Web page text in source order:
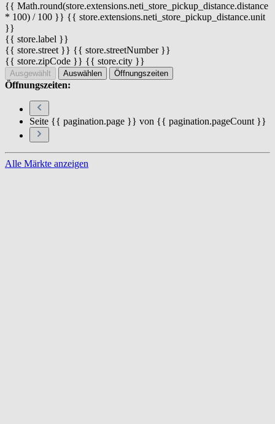
{{ Math.round(store.extensions.neti_store_pickup_distance.distance
* 100) / 100 }} {{ store.extensions.neti_store_pickup_distance.unit
}}
{{ store.label }}
{{ store.street }} {{ store.streetNumber }}
{{ store.zipCode }} {{ store.city }}
Ausgewählt Auswählen Öffnungszeiten
Öffnungszeiten:
Seite {{ pagination.page }} von {{ pagination.pageCount }}
Alle Märkte anzeigen